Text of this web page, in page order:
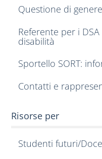
Questione di genere
Referente per i
disabilità
Sportello SORT:
Contatti e
Risorse per
Studenti futuri/